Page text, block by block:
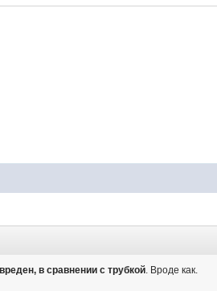
в сравнении с трубкой. Вроде как.